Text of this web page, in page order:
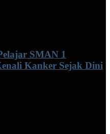
SMAN 1
Kanker Sejak Dini